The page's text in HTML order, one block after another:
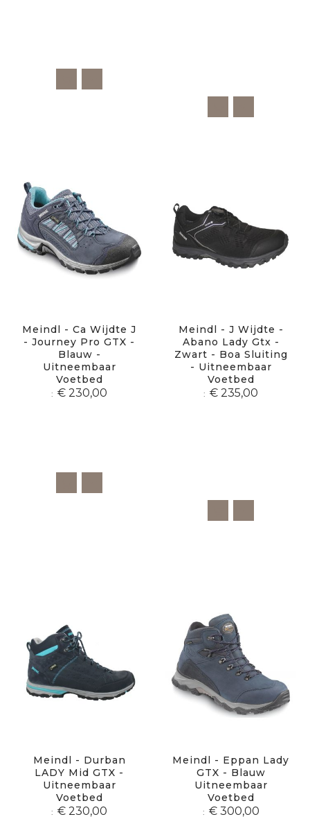
Meindl - Ca Wijdte J
- Journey Pro GTX -
Blauw -
Uitneembaar
Voetbed
€ 230,00
Meindl - J Wijdte -
Abano Lady Gtx -
Zwart - Boa Sluiting
- Uitneembaar
Voetbed
€ 235,00
Meindl - Durban
LADY Mid GTX -
Uitneembaar
Voetbed
€ 230,00
Meindl - Eppan Lady
GTX - Blauw
Uitneembaar
Voetbed
€ 300,00